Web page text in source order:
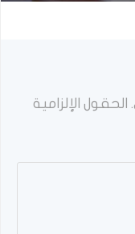
الحقول الإلزامية